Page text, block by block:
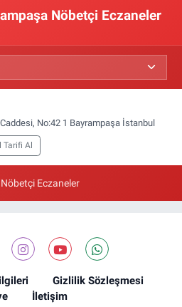
Nöbetçi Eczaneler
No:42 1 Bayrampaşa İstanbul
Tarifi Al
Eczaneler
Gizlilik Sözleşmesi
İletişim